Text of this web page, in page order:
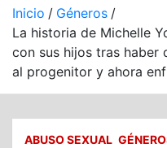
Inicio
Géneros
La historia de Michelle
con sus hijos tras haber
al progenitor y ahora
ABUSO SEXUAL